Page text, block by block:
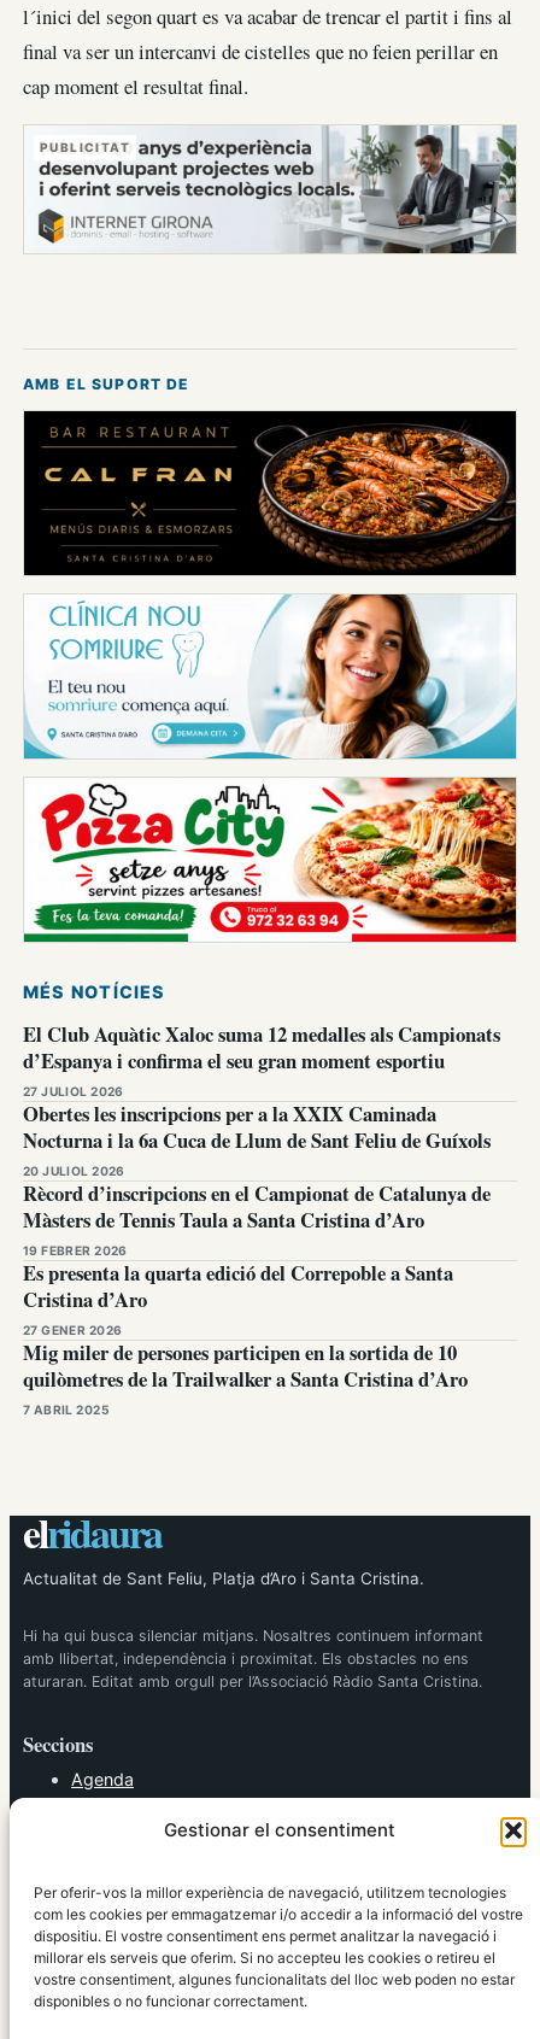
Gestionar el consentiment
Per oferir-vos la millor experiència de navegació, utilitzem tecnologies
com les cookies per emmagatzemar i/o accedir a la informació del vostre
dispositiu. El vostre consentiment ens permet analitzar la navegació i
millorar els serveis que oferim. Si no accepteu les cookies o retireu el
vostre consentiment, algunes funcionalitats del lloc web poden no estar
disponibles o no funcionar correctament.
l´inici del segon quart es va acabar de trencar el partit i fins al
final va ser un intercanvi de cistelles que no feien perillar en
cap moment el resultat final.
PUBLICITAT
AMB EL SUPORT DE
MÉS NOTÍCIES
El Club Aquàtic Xaloc suma 12 medalles als Campionats
d’Espanya i confirma el seu gran moment esportiu
27 JULIOL 2026
Obertes les inscripcions per a la XXIX Caminada
Nocturna i la 6a Cuca de Llum de Sant Feliu de Guíxols
20 JULIOL 2026
Rècord d’inscripcions en el Campionat de Catalunya de
Màsters de Tennis Taula a Santa Cristina d’Aro
19 FEBRER 2026
Es presenta la quarta edició del Correpoble a Santa
Cristina d’Aro
27 GENER 2026
Mig miler de persones participen en la sortida de 10
quilòmetres de la Trailwalker a Santa Cristina d’Aro
7 ABRIL 2025
elridaura
Actualitat de Sant Feliu, Platja d’Aro i Santa Cristina.
Hi ha qui busca silenciar mitjans. Nosaltres continuem informant
amb llibertat, independència i proximitat. Els obstacles no ens
aturaran. Editat amb orgull per l’Associació Ràdio Santa Cristina.
Seccions
Agenda
Política
Societat
Tendències
elRidaura.com